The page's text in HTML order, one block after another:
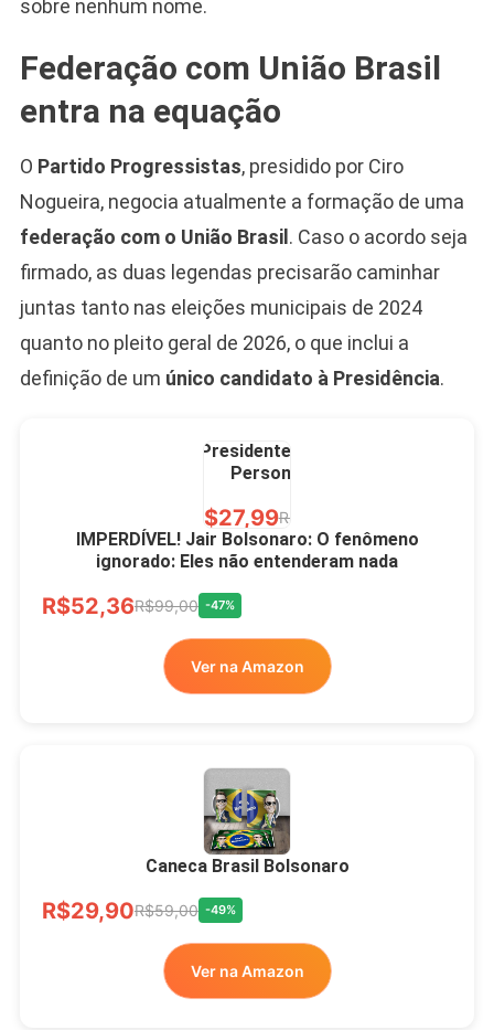
sobre nenhum nome.
Federação com União Brasil
entra na equação
O Partido Progressistas, presidido por Ciro
Nogueira, negocia atualmente a formação de uma
federação com o União Brasil . Caso o acordo seja
firmado, as duas legendas precisarão caminhar
juntas tanto nas eleições municipais de 2024
quanto no pleito geral de 2026, o que inclui a
definição de um único candidato à Presidência.
Bolsonaro Presidente
2026 Pátria Brasil 6 X
10,00 S/JUROS
Ver no MERCADO
LIVRE
Presidente Porcelana
Personalizada
R$27,99R$49,00
Xícara Bolsonaro
Brasão Deus Acima De
Todos
R$33,00
Ver no MERCADO
LIVRE
IMPERDÍVEL! Jair Bolsonaro: O fenômeno
ignorado: Eles não entenderam nada
R$52,36R$99,00 -47%
Ver na Amazon
Caneca Brasil Bolsonaro
R$29,90R$59,00 -49%
Ver na Amazon